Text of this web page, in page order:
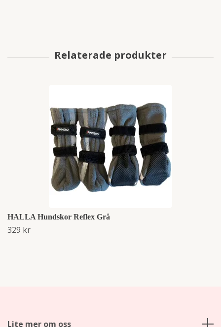
HALLA Hundskor Reflex Grå
329 kr
Lite mer om oss